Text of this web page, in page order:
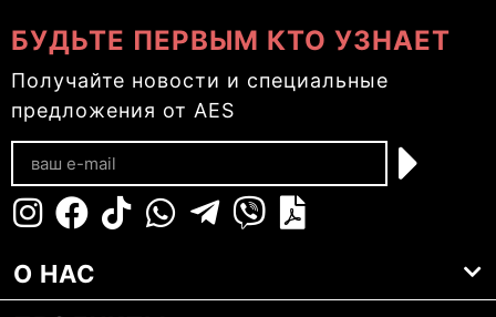
О НАС
БУДЬТЕ ПЕРВЫМ КТО УЗНАЕТ
Получайте новости и специальные
предложения от AES